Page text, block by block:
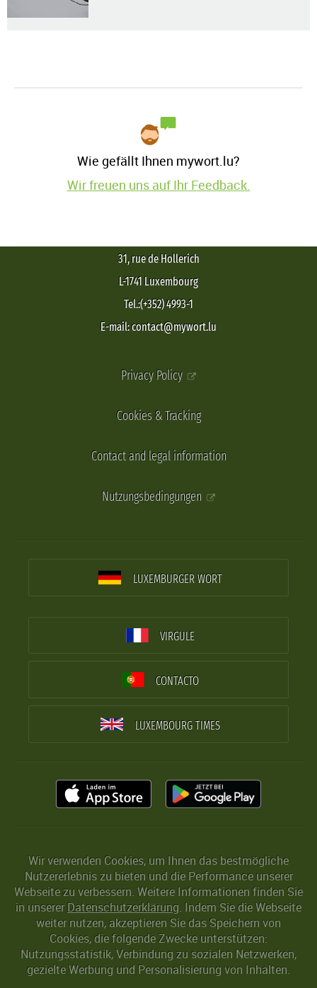
Wie gefällt Ihnen mywort.lu?
Wir freuen uns auf Ihr Feedback.
31, rue de Hollerich
L-1741 Luxembourg
Tel.:(+352) 4993-1
E-mail: contact@mywort.lu
Privacy Policy
Cookies & Tracking
Contact and legal information
Nutzungsbedingungen
LUXEMBURGER WORT
VIRGULE
CONTACTO
LUXEMBOURG TIMES
Wir verwenden Cookies, um Ihnen das bestmögliche
Nutzererlebnis zu bieten und die Performance unserer
Webseite zu verbessern. Weitere Informationen finden Sie
in unserer Datenschutzerklärung. Indem Sie die Webseite
weiter nutzen, akzeptieren Sie das Speichern von
Cookies, die folgende Zwecke unterstützen:
Nutzungsstatistik, Verbindung zu sozialen Netzwerken,
gezielte Werbung und Personalisierung von Inhalten.